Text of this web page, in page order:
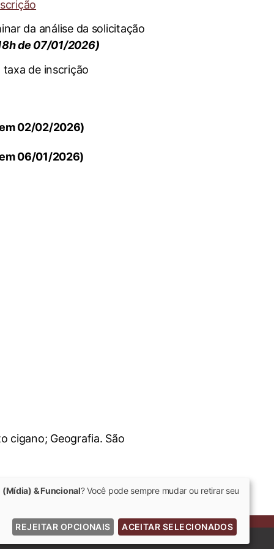
da análise da solicitação
de 07/01/2026)
taxa de inscrição
02/02/2026)
06/01/2026)
cigano; Geografia. São
& Funcional? Você pode sempre mudar ou retirar seu
REJEITAR OPCIONAIS ACEITAR SELECIONADOS